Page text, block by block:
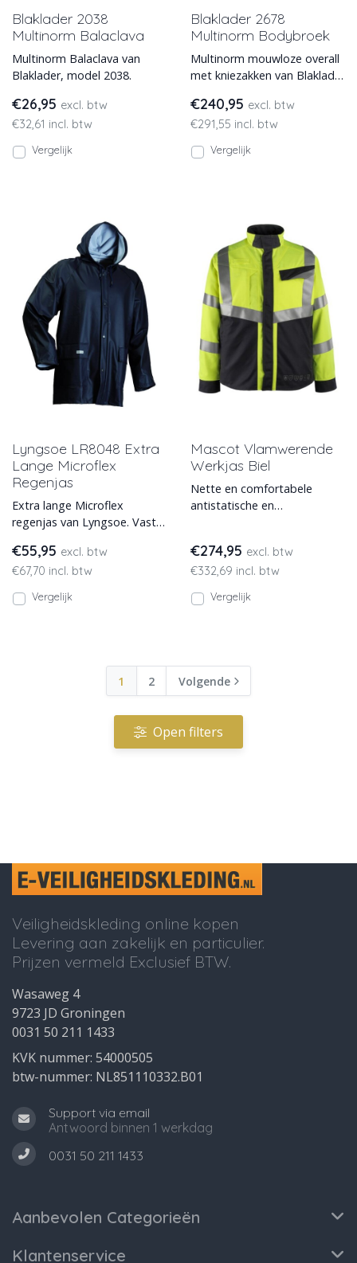
Blaklader 2038
Multinorm Balaclava
Multinorm Balaclava van
Blaklader, model 2038.
€26,95 excl. btw
€32,61 incl. btw
Vergelijk
Blaklader 2678
Multinorm Bodybroek
Multinorm mouwloze overall
met kniezakken van Blaklader
vlamvertragende bodybroek
i
€240,95 excl. btw
€291,55 incl. btw
Vergelijk
Lyngsoe LR8048 Extra
Lange Microflex
Regenjas
Extra lange Microflex
regenjas van Lyngsoe. Vaste
onder stormflap met drukk
€55,95 excl. btw
€67,70 incl. btw
Vergelijk
Mascot Vlamwerende
Werkjas Biel
Nette en comfortabele
antistatische en
13809-216 B
€274,95 excl. btw
€332,69 incl. btw
Vergelijk
1 2 Volgende
Open filters
Veiligheidskleding online kopen
Levering aan zakelijk en particulier.
Prijzen vermeld Exclusief BTW.
Wasaweg 4
9723 JD Groningen
0031 50 211 1433
KVK nummer: 54000505
btw-nummer: NL851110332.B01
Support via email
Antwoord binnen 1 werkdag
0031 50 211 1433
Aanbevolen Categorieën
Klantenservice